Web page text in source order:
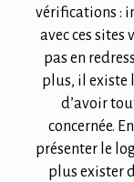
vérifications :
avec ces sites
pas en
plus, il existe
d’avoir
concernée.
présenter le
plus exister